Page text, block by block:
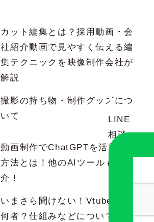
LINE
相談
カット編集とは？採用動画・会
社紹介動画で見やすく伝える編
集テクニックを映像制作会社が
解説
撮影の持ち物・制作グッズにつ
いて
動画制作でChatGPTを活用する
方法とは！他のAIツールも紹
介！
いまさら聞けない！Vtuberとは
何者？仕組みなどについて解